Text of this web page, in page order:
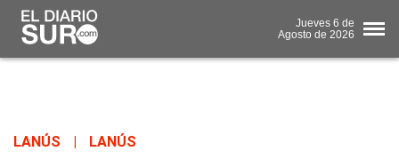
Jueves 6 de
Agosto de 2026
LANÚS LANÚS